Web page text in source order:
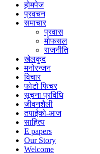
होमपेज
प्रवचन
समाचार
प्रवास
मोफसल
राजनीति
खेलकुद
मनोरन्जन
विचार
फोटो फिचर
सूचना प्रविधि
जीवनशैली
तपाईंको-आज
साहित्य
E papers
Our Story
Welcome